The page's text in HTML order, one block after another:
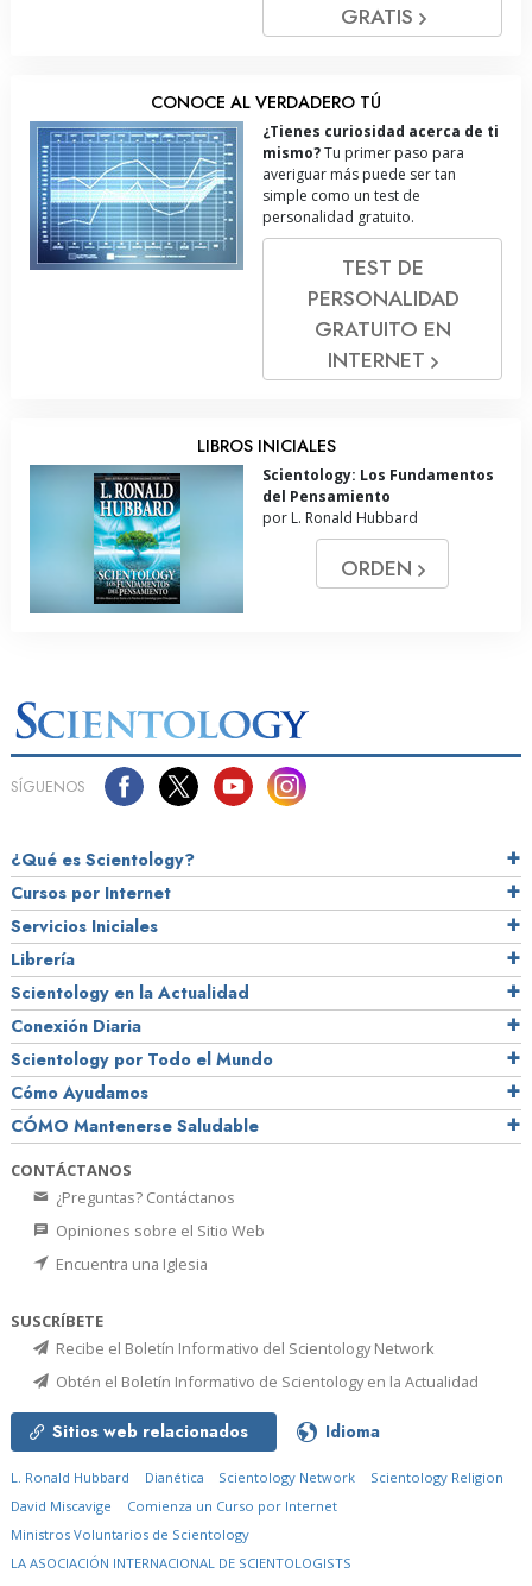
GRATIS
CONOCE AL VERDADERO TÚ
¿Tienes curiosidad acerca de ti
mismo?Tu primer paso para
averiguar más puede ser tan
simple como un test de
personalidad gratuito.
TEST DE
PERSONALIDAD
GRATUITO EN
INTERNET
LIBROS INICIALES
Scientology: Los Fundamentos
del Pensamiento
por L. Ronald Hubbard
ORDEN
SÍGUENOS
¿Qué es Scientology?
Cursos por Internet
Servicios Iniciales
Librería
Scientology en la Actualidad
Conexión Diaria
Scientology por Todo el Mundo
Cómo Ayudamos
CÓMO Mantenerse Saludable
CONTÁCTANOS
¿Preguntas? Contáctanos
Opiniones sobre el Sitio Web
Encuentra una Iglesia
SUSCRÍBETE
Recibe el Boletín Informativo del Scientology Network
Obtén el Boletín Informativo de Scientology en la Actualidad
Sitios web relacionados Idioma
L. Ronald Hubbard Dianética Scientology Network
Scientology Religion
David Miscavige
Comienza un Curso por Internet
Ministros Voluntarios de Scientology
LA ASOCIACIÓN INTERNACIONAL DE SCIENTOLOGISTS